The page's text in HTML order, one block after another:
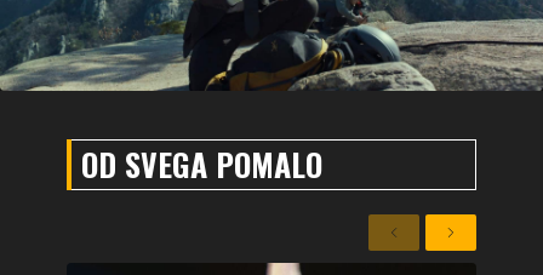
OD SVEGA POMALO
PreviousNext